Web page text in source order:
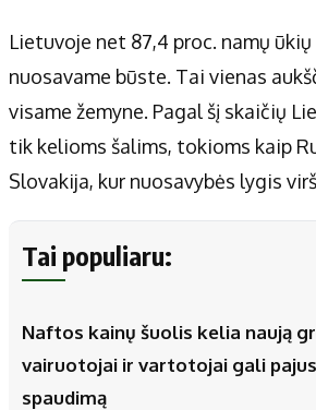
Lietuvoje net 87,4 proc. namų ūkių
nuosavame būste. Tai vienas
visame žemyne. Pagal šį skaičių
tik kelioms šalims, tokioms kaip
Slovakija, kur nuosavybės lygis
Tai populiaru:
Naftos kainų šuolis kelia naują
vairuotojai ir vartotojai gali
spaudimą